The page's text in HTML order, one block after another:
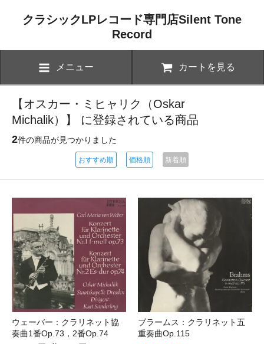
クラシックLPレコード専門店Silent Tone
Record
メニュー カートを見る
【オスカー・ミヒャリク（Oskar
Michalik）】 に登録されている商品
2件の商品が見つかりました
おすすめ順 価格順 新着順
ウェーバー：クラリネット協
奏曲1番Op.73，2番Op.74
ブラームス：クラリネット五
重奏曲Op.115